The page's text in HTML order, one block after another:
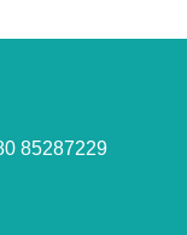
85287229